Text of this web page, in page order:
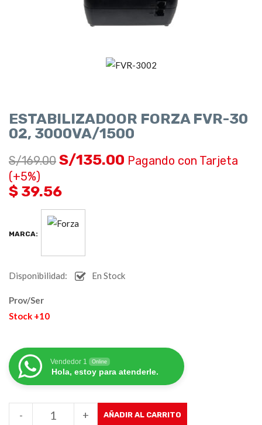
ESTABILIZADOOR FORZA FVR-30
02, 3000VA/1500
S/169.00 S/135.00 Pagando con Tarjeta
(+5%)
$ 39.56
MARCA:
Disponibilidad: En Stock
Prov/Ser
Stock +10
Vendedor 1 Online
Hola, estoy para atenderle.
+
- AÑADIR AL CARRITO